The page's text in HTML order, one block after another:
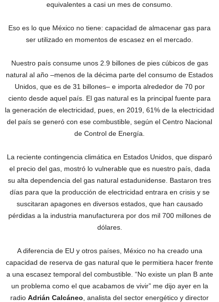
equivalentes a casi un mes de consumo.
Eso es lo que México no tiene: capacidad de almacenar gas para
ser utilizado en momentos de escasez en el mercado.
Nuestro país consume unos 2.9 billones de pies cúbicos de gas
natural al año –menos de la décima parte del consumo de Estados
Unidos, que es de 31 billones– e importa alrededor de 70 por
ciento desde aquel país. El gas natural es la principal fuente para
la generación de electricidad, pues, en 2019, 61% de la electricidad
del país se generó con ese combustible, según el Centro Nacional
de Control de Energía.
La reciente contingencia climática en Estados Unidos, que disparó
el precio del gas, mostró lo vulnerable que es nuestro país, dada
su alta dependencia del gas natural estadunidense. Bastaron tres
días para que la producción de electricidad entrara en crisis y se
suscitaran apagones en diversos estados, que han causado
pérdidas a la industria manufacturera por dos mil 700 millones de
dólares.
A diferencia de EU y otros países, México no ha creado una
capacidad de reserva de gas natural que le permitiera hacer frente
a una escasez temporal del combustible. “No existe un plan B ante
un problema como el que acabamos de vivir” me dijo ayer en la
radio Adrián Calcáneo , analista del sector energético y director